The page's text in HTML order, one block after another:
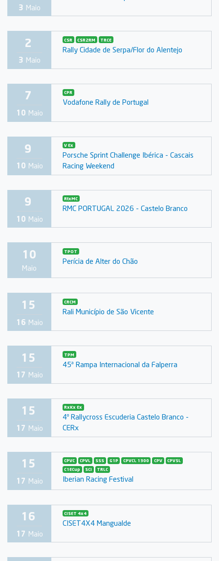
3 Maio
2
3 Maio
CSR CSR2RM TRCE
Rally Cidade de Serpa/Flor do Alentejo
7
10 Maio
CPR
Vodafone Rally de Portugal
9
10 Maio
V Ex
Porsche Sprint Challenge Ibérica - Cascais
Racing Weekend
9
10 Maio
RtxMC
RMC PORTUGAL 2026 - Castelo Branco
10
Maio
TPOT
Perícia de Alter do Chão
15
16 Maio
CRCM
Rali Município de São Vicente
15
17 Maio
TPM
45ª Rampa Internacional da Falperra
15
17 Maio
RxKx Ex
4º Rallycross Escuderia Castelo Branco -
CERx
15
17 Maio
CPVC CPVL SSS G1P CPVCL 1300 CPV
CPVSL
C1ECup
SCI TRLC
Iberian Racing Festival
16
17 Maio
CISET 4x4
CISET4X4 Mangualde